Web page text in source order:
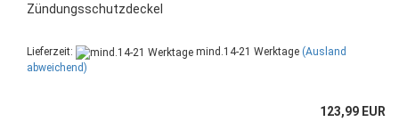
Zündungsschutzdeckel
Lieferzeit: mind.14-21 Werktage (Ausland
abweichend)
123,99 EUR